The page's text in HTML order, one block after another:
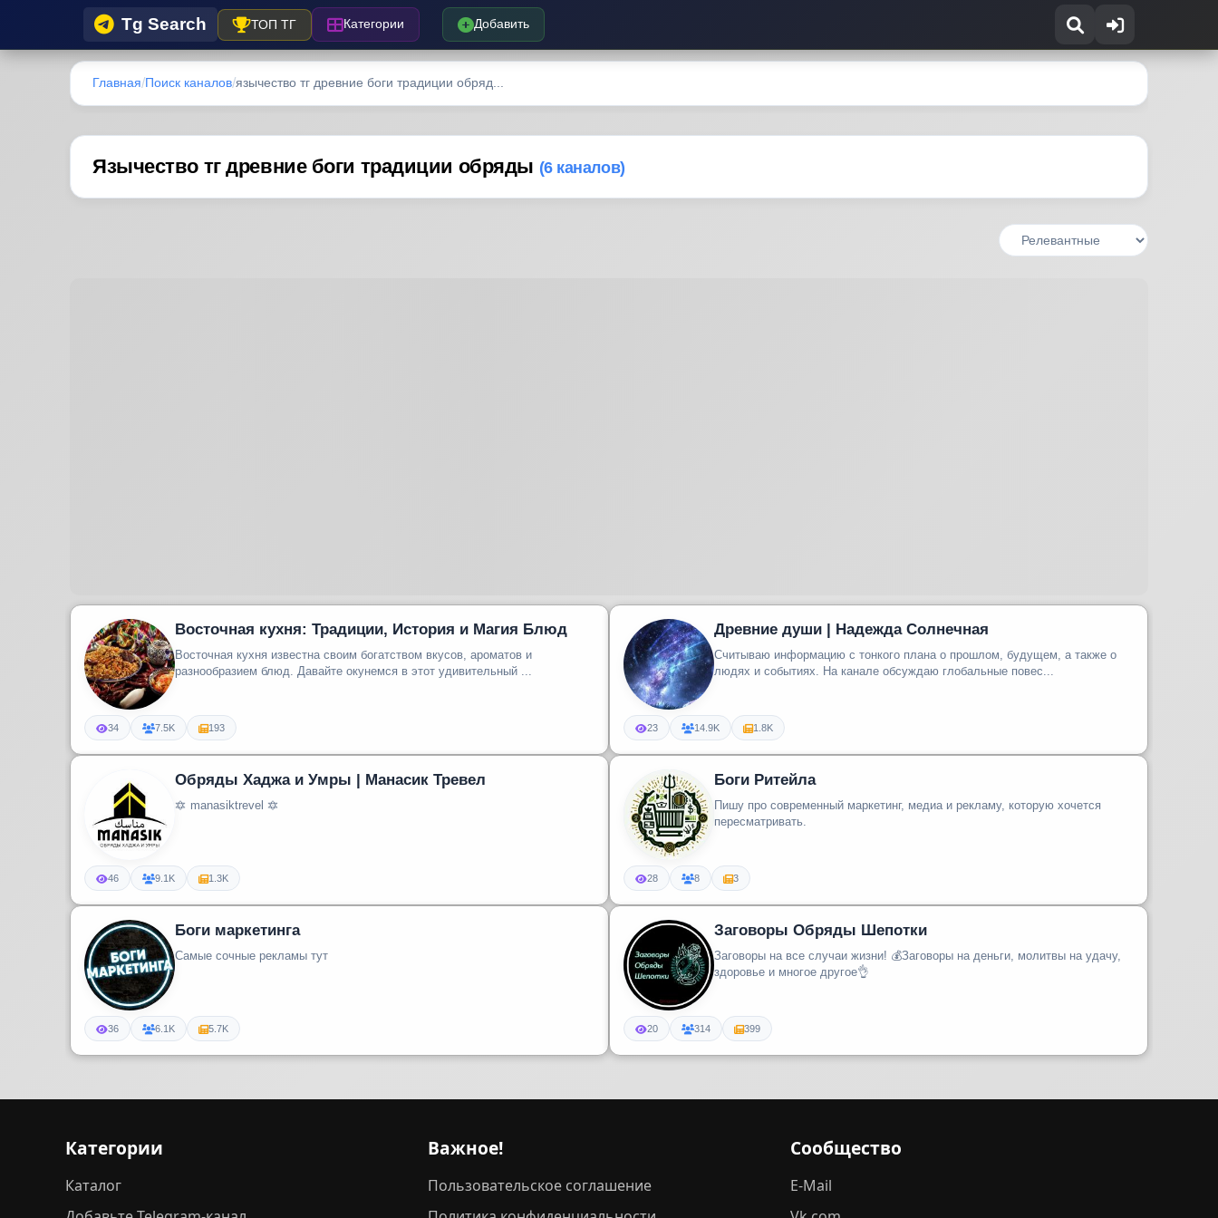
Tg Search ТОП ТГ Категории Добавить
Главная Поиск каналов язычество тг древние боги традиции обряд...
Язычество тг древние боги традиции обряды (6 каналов)
Восточная кухня: Традиции, История и Магия Блюд
Восточная кухня известна своим богатством вкусов, ароматов и
разнообразием блюд. Давайте окунемся в этот удивительный ...
34 7.5K 193
Древние души | Надежда Солнечная
Считываю информацию с тонкого плана о прошлом, будущем, а также о
людях и событиях. На канале обсуждаю глобальные повес...
23 14.9K 1.8K
Обряды Хаджа и Умры | Манасик Тревел
🔯 manasiktrevel 🔯
46 9.1K 1.3K
Боги Ритейла
Пишу про современный маркетинг, медиа и рекламу, которую хочется
пересматривать.
28 8 3
Боги маркетинга
Самые сочные рекламы тут
36 6.1K 5.7K
Заговоры Обряды Шепотки
Заговоры на все случаи жизни! 💰Заговоры на деньги, молитвы на удачу,
здоровье и многое другое👌
20 314 399
Категории
Каталог
Важное!
Пользовательское соглашение
Сообщество
E-Mail